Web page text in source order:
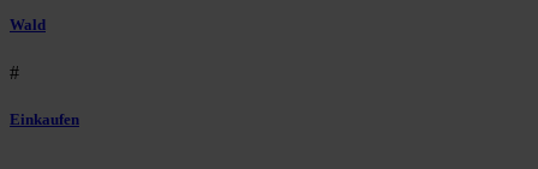
Wald
#
Einkaufen